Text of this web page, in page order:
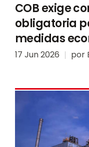
COB exige
obligatoria
medidas
17 Jun 2026 por